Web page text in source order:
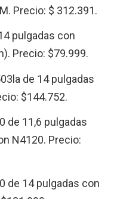
Precio: $ 312.391.
pulgadas con
Precio: $79.999.
de 14 pulgadas
$144.752.
de 11,6 pulgadas
N4120. Precio:
de 14 pulgadas con